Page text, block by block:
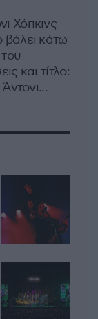
Χόπκινς
βάλει κάτω
και τίτλο: